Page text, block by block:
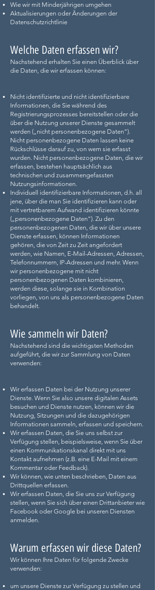
Wie wir mit Minderjährigen umgehen
Aktualisierungen oder Änderungen der
Datenschutzrichtlinie
Welche Daten erfassen wir?
Nachstehend erhalten Sie einen Überblick über
die Daten, die wir erfassen können:
Nicht identifizierte und nicht identifizierbare
Informationen, die Sie während des
Registrierungsprozesses bereitstellen oder die
über die Nutzung unserer Dienste gesammelt
werden („nicht personenbezogene Daten“).
Nicht personenbezogene Daten lassen keine
Rückschlüsse darauf zu, von wem sie erfasst
wurden. Nicht personenbezogene Daten, die wir
erfassen, bestehen hauptsächlich aus
technischen und zusammengefassten
Nutzungsinformationen.
Individuell identifizierbare Informationen, d.h. all
jene, über die man Sie identifizieren kann oder
mit vertretbarem Aufwand identifizieren könnte
(„personenbezogene Daten“). Zu den
personenbezogenen Daten, die wir über unsere
Dienste erfassen, können Informationen
gehören, die von Zeit zu Zeit angefordert
werden, wie Namen, E-Mail-Adressen, Adressen,
Telefonnummern, IP-Adressen und mehr. Wenn
wir personenbezogene mit nicht
personenbezogenen Daten kombinieren,
werden diese, solange sie in Kombination
vorliegen, von uns als personenbezogene Daten
behandelt.
Wie sammeln wir Daten?
Nachstehend sind die wichtigsten Methoden
aufgeführt, die wir zur Sammlung von Daten
verwenden:
Wir erfassen Daten bei der Nutzung unserer
Dienste. Wenn Sie also unsere digitalen Assets
besuchen und Dienste nutzen, können wir die
Nutzung, Sitzungen und die dazugehörigen
Informationen sammeln, erfassen und speichern.
Wir erfassen Daten, die Sie uns selbst zur
Verfügung stellen, beispielsweise, wenn Sie über
einen Kommunikationskanal direkt mit uns
Kontakt aufnehmen (z.B. eine E-Mail mit einem
Kommentar oder Feedback).
Wir können, wie unten beschrieben, Daten aus
Drittquellen erfassen.
Wir erfassen Daten, die Sie uns zur Verfügung
stellen, wenn Sie sich über einen Drittanbieter wie
Facebook oder Google bei unseren Diensten
anmelden.
Warum erfassen wir diese Daten?
Wir können Ihre Daten für folgende Zwecke
verwenden:
um unsere Dienste zur Verfügung zu stellen und